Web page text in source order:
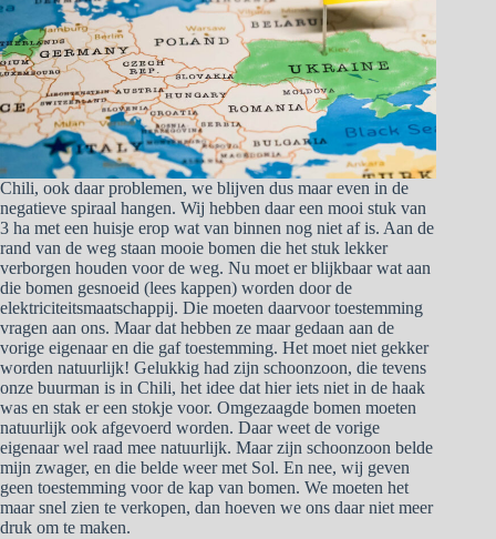
Chili, ook daar problemen, we blijven dus maar even in de
negatieve spiraal hangen. Wij hebben daar een mooi stuk van
3 ha met een huisje erop wat van binnen nog niet af is. Aan de
rand van de weg staan mooie bomen die het stuk lekker
verborgen houden voor de weg. Nu moet er blijkbaar wat aan
die bomen gesnoeid (lees kappen) worden door de
elektriciteitsmaatschappij. Die moeten daarvoor toestemming
vragen aan ons. Maar dat hebben ze maar gedaan aan de
vorige eigenaar en die gaf toestemming. Het moet niet gekker
worden natuurlijk! Gelukkig had zijn schoonzoon, die tevens
onze buurman is in Chili, het idee dat hier iets niet in de haak
was en stak er een stokje voor. Omgezaagde bomen moeten
natuurlijk ook afgevoerd worden. Daar weet de vorige
eigenaar wel raad mee natuurlijk. Maar zijn schoonzoon belde
mijn zwager, en die belde weer met Sol. En nee, wij geven
geen toestemming voor de kap van bomen. We moeten het
maar snel zien te verkopen, dan hoeven we ons daar niet meer
druk om te maken.